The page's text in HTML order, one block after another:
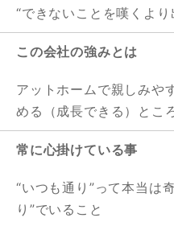
“できないことを嘆くよ
この会社の強みとは
アットホームで親しみや
める（成長できる）とこ
常に心掛けている事
“いつも通り”って本当は
り”でいること